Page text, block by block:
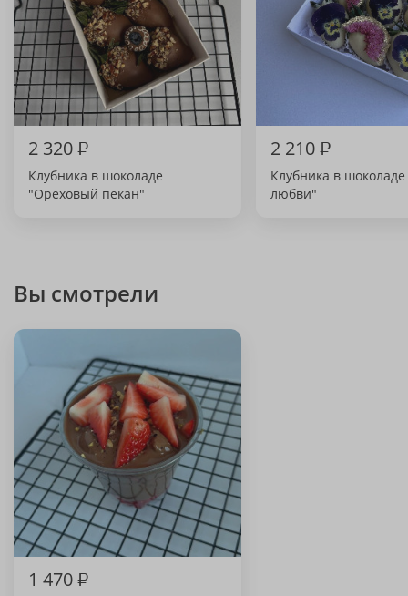
2 320₽
Клубника в шоколаде
"Ореховый пекан"
2 210₽
Клубника в
любви"
Вы смотрели
1 470₽